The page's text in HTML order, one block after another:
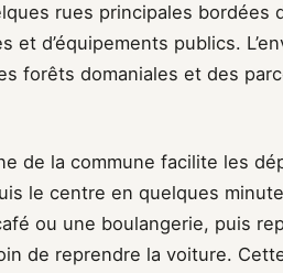
rues principales bordées
et d’équipements publics.
forêts domaniales et des
de la commune facilite les
le centre en quelques
ou une boulangerie, puis
de reprendre la voiture.